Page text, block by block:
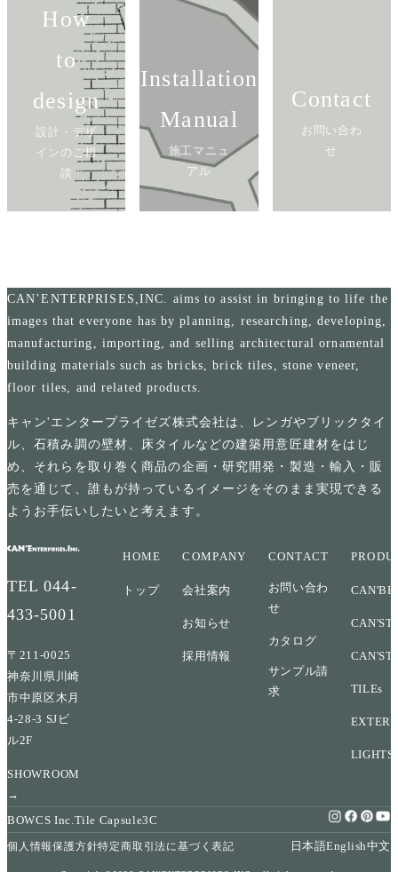
How
to
design
設計・デザ
インのご相
談
Installation
Manual
施工マニュ
アル
Contact
お問い合わ
せ
CAN’ENTERPRISES,INC. aims to assist in bringing to life the
images that everyone has by planning, researching, developing,
manufacturing, importing, and selling architectural ornamental
building materials such as bricks, brick tiles, stone veneer,
floor tiles, and related products.
キャン'エンタープライゼズ株式会社は、レンガやブリックタイ
ル、石積み調の壁材、床タイルなどの建築用意匠建材をはじ
め、それらを取り巻く商品の企画・研究開発・製造・輸入・販
売を通じて、誰もが持っているイメージをそのまま実現できる
ようお手伝いしたいと考えます。
TEL044-
433-5001
〒211-0025
神奈川県川崎
市中原区木月
4-28-3 SJビ
ル2F
SHOWROOM
→
HOME
トップ
COMPANY
会社案内
お知らせ
採用情報
CONTACT
お問い合わ
せ
カタログ
サンプル請
求
TILEs
LIGHTS
BOWCS Inc.Tile Capsule3C
個人情報保護方針特定商取引法に基づく表記 日本語English中文